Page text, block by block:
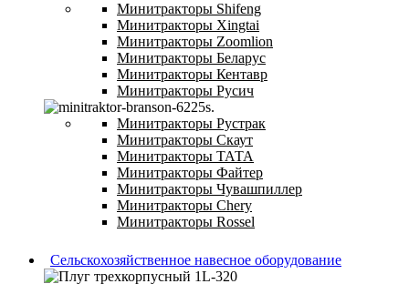
Минитракторы Shifeng
Минитракторы Xingtai
Минитракторы Zoomlion
Минитракторы Беларус
Минитракторы Кентавр
Минитракторы Русич
Минитракторы Рустрак
Минитракторы Скаут
Минитракторы ТАТА
Минитракторы Файтер
Минитракторы Чувашпиллер
Минитракторы Chery
Минитракторы Rossel
Сельскохозяйственное навесное оборудование